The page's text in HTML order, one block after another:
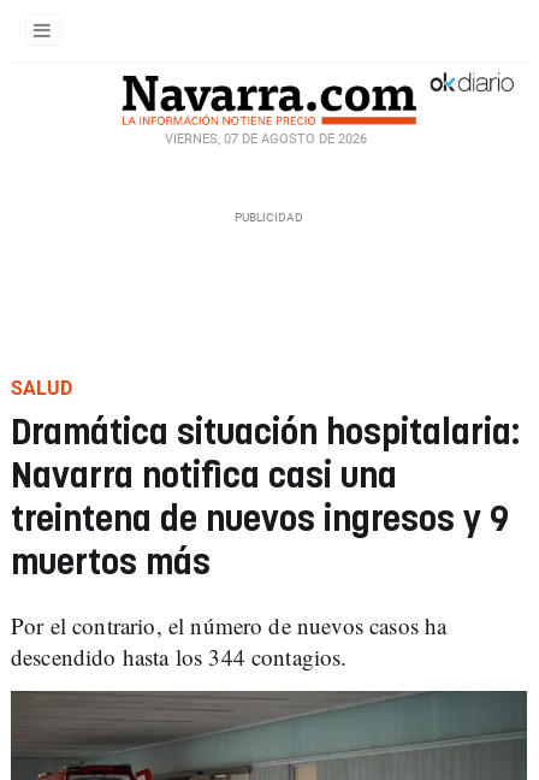
VIERNES, 07 DE AGOSTO DE 2026
SALUD
Dramática situación hospitalaria:
Navarra notifica casi una
treintena de nuevos ingresos y 9
muertos más
Por el contrario, el número de nuevos casos ha
descendido hasta los 344 contagios.